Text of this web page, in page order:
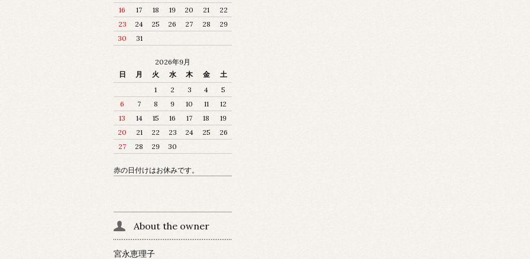
16
17 18 19 20 21
22
23
24 25 26 27 28
29
30
31
2026年9月
日
月 火 水 木 金
土
1
2 3 4
5
6
7 8 9 10 11
12
13
14 15 16 17 18
19
20
21 22 23 24 25
26
27
28 29 30
赤の日付けはお休みです。
About the owner
宮永恵理子